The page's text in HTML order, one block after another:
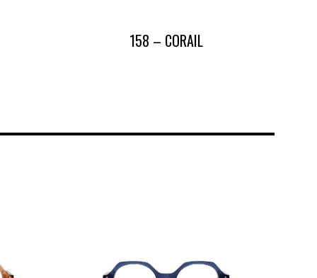
158 – CORAIL